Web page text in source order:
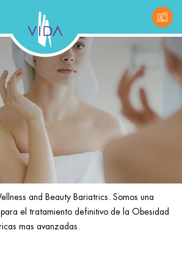
VIDA
and
Beauty
and Beauty Bariatrics. Somos una
el tratamiento definitivo de la Obesidad
mas avanzadas.